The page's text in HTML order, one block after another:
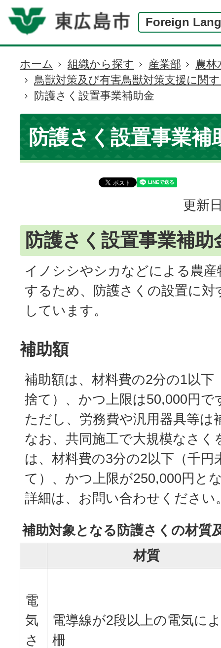
Foreign
現
在
の
位
置
ホーム 組織から探す 産業部
農林
鳥獣対策及び有害鳥獣対策支援に関
防護さく設置事業補助金
防護さく設置事業補
更新
防護さく設置事業補
イノシシやシカなどによる農
するため、防護さくの設置に対
しています。
補助額
補助額は、材料費の2分の1以下
捨て）、かつ上限は50,000円で
ただし、労務費や汎用器具等は
なお、共同施工で大規模なさく
は、材料費の3分の2以下（千円
て）、かつ上限が250,000円と
詳細は、お問い合わせください
補助対象となる防護さくの材質
材質
電
気
さ
電導線が2段以上の電気に
柵